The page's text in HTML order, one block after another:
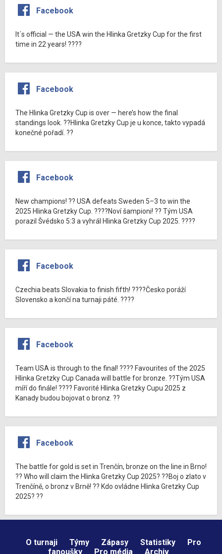
Facebook
It´s official — the USA win the Hlinka Gretzky Cup for the first
time in 22 years! ????
Facebook
The Hlinka Gretzky Cup is over — here’s how the final
standings look. ??Hlinka Gretzky Cup je u konce, takto vypadá
konečné pořadí. ??
Facebook
New champions! ?? USA defeats Sweden 5–3 to win the
2025 Hlinka Gretzky Cup. ????Noví šampioni! ?? Tým USA
porazil Švédsko 5:3 a vyhrál Hlinka Gretzky Cup 2025. ????
Facebook
Czechia beats Slovakia to finish fifth! ????Česko poráží
Slovensko a končí na turnaji páté. ????
Facebook
Team USA is through to the final! ???? Favourites of the 2025
Hlinka Gretzky Cup Canada will battle for bronze. ??Tým USA
míří do finále! ???? Favorité Hlinka Gretzky Cupu 2025 z
Kanady budou bojovat o bronz. ??
Facebook
The battle for gold is set in Trenčín, bronze on the line in Brno!
?? Who will claim the Hlinka Gretzky Cup 2025? ??Boj o zlato v
Trenčíně, o bronz v Brně! ?? Kdo ovládne Hlinka Gretzky Cup
2025? ??
O turnaji Týmy Zápasy Statistiky
Pro
fanoušky
Pro média Archiv